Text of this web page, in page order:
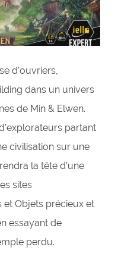
d’ouvriers,
dans un univers
de Min & Elwen.
partant
civilisation sur une
la tête d’une
sites
Objets précieux et
essayant de
perdu.